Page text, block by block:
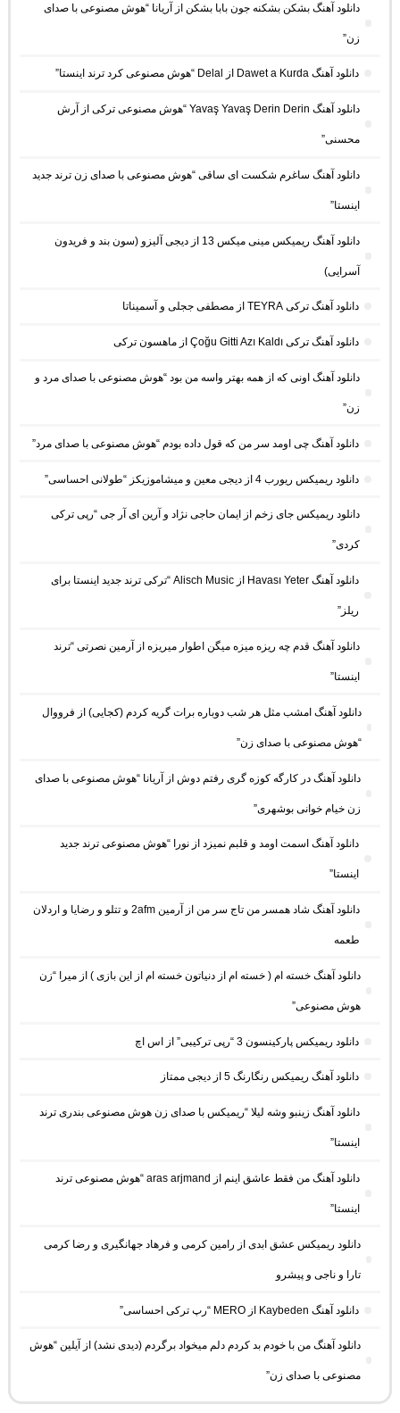
دانلود آهنگ بشکن بشکنه جون بابا بشکن از آریانا “هوش مصنوعی با صدای
زن”
دانلود آهنگ Dawet a Kurda از Delal “هوش مصنوعی کرد ترند اینستا”
دانلود آهنگ Yavaş Yavaş Derin Derin “هوش مصنوعی ترکی از آرش
محسنی”
دانلود آهنگ ساغرم شکست ای ساقی “هوش مصنوعی با صدای زن ترند جدید
اینستا”
دانلود آهنگ ریمیکس مینی میکس 13 از دیجی آلیزو (سون بند و فریدون
آسرایی)
دانلود آهنگ ترکی TEYRA از مصطفی ججلی و آسمیناتا
دانلود آهنگ ترکی Çoğu Gitti Azı Kaldı از ماهسون ترکی
دانلود آهنگ اونی که از همه بهتر واسه من بود “هوش مصنوعی با صدای مرد و
زن”
دانلود آهنگ چی اومد سر من که قول داده بودم “هوش مصنوعی با صدای مرد”
دانلود ریمیکس ریورب 4 از دیجی معین و میشاموزیکز “طولانی احساسی”
دانلود ریمیکس جای زخم از ایمان حاجی نژاد و آرین ای آر جی “رپی ترکی
کردی”
دانلود آهنگ Havası Yeter از Alisch Music “ترکی ترند جدید اینستا برای
ریلز”
دانلود آهنگ ﻗﺪم ﭼﻪ رﻳﺰه ﻣﻴﺰه ﻣﻴﮕﻦ اﻃﻮار ﻣﻴﺮﻳﺰه از آرمین نصرتی “ترند
اینستا”
دانلود آهنگ امشب مثل هر شب دوباره برات گریه کردم (کجایی) از فرووال
“هوش مصنوعی با صدای زن”
دانلود آهنگ در کارگه کوزه گری رفتم دوش از آریانا “هوش مصنوعی با صدای
زن خیام خوانی بوشهری”
دانلود آهنگ اسمت اومد و قلبم نمیزد از نورا “هوش مصنوعی ترند جدید
اینستا”
دانلود آهنگ شاد همسر من تاج سر من از آرمین 2afm و تتلو و رضایا و اردلان
طعمه
دانلود آهنگ خسته ام ( خسته ام از دنیاتون خسته ام از این بازی ) از میرا “زن
هوش مصنوعی”
دانلود ریمیکس پارکینسون 3 “رپی ترکیبی” از اس اچ
دانلود آهنگ ریمیکس رنگارنگ 5 از دیجی ممتاز
دانلود آهنگ زینبو وشه لیلا “ریمیکس با صدای زن هوش مصنوعی بندری ترند
اینستا”
دانلود آهنگ من فقط عاشق اینم از aras arjmand “هوش مصنوعی ترند
اینستا”
دانلود ریمیکس عشق ابدی از رامین کرمی و فرهاد جهانگیری و رضا کرمی
تارا و ناجی و پیشرو
دانلود آهنگ Kaybeden از MERO “رپ ترکی احساسی”
دانلود آهنگ من با خودم بد کردم دلم میخواد برگردم (دیدی نشد) از آیلین “هوش
مصنوعی با صدای زن”